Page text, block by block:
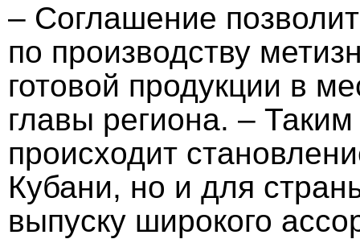
– Соглашение
по производству
готовой продукции в
главы региона. –
происходит
Кубани, но и для
выпуску широкого